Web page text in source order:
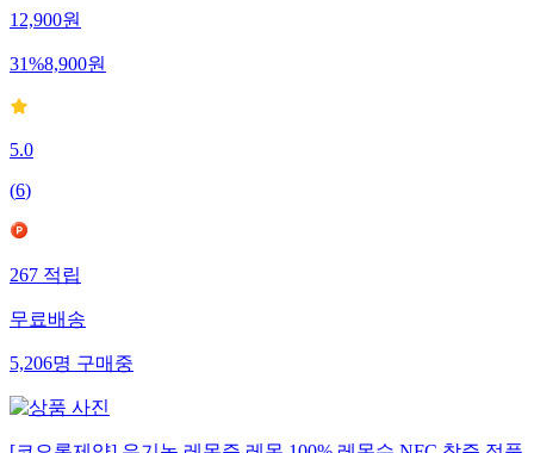
12,900원
31%8,900원
5.0
(6)
267 적립
무료배송
5,206명 구매중